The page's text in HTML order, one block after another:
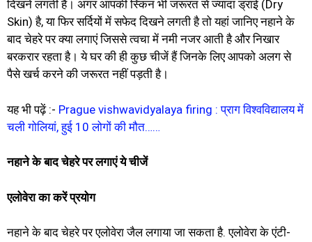
दिखने लगती है। अगर आपकी स्किन भी जरूरत से ज्यादा ड्राई (Dry
Skin) है, या फिर सर्दियों में सफेद दिखने लगती है तो यहां जानिए नहाने के
बाद चेहरे पर क्या लगाएं जिससे त्वचा में नमी नजर आती है और निखार
बरकरार रहता है। ये घर की ही कुछ चीजें हैं जिनके लिए आपको अलग से
पैसे खर्च करने की जरूरत नहीं पड़ती है।
यह भी पढ़ें :- Prague vishwavidyalaya firing : प्राग विश्वविद्यालय में
चली गोलियां, हुई 10 लोगों की मौत……
नहाने के बाद चेहरे पर लगाएं ये चीजें
एलोवेरा का करें प्रयोग
नहाने के बाद चेहरे पर एलोवेरा जैल लगाया जा सकता है. एलोवेरा के एंटी-